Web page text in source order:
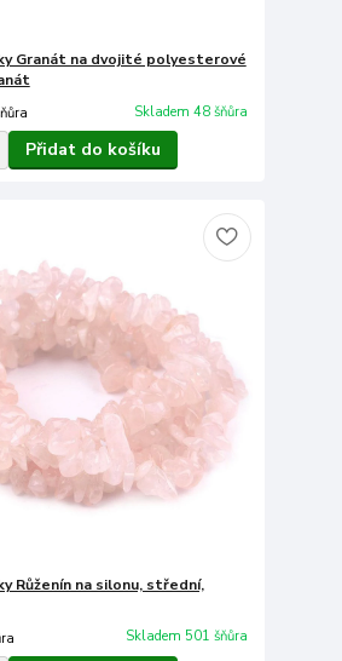
Granát na dvojité polyesterové
Skladem 48 šňůra
Přidat do košíku
Růženín na silonu, střední,
Skladem 501 šňůra